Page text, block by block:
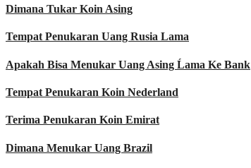
Dimana Tukar Koin Asing
Tempat Penukaran Uang Rusia Lama
Apakah Bisa Menukar Uang Asing Ĺama Ke Bank
Tempat Penukaran Koin Nederland
Terima Penukaran Koin Emirat
Dimana Menukar Uang Brazil